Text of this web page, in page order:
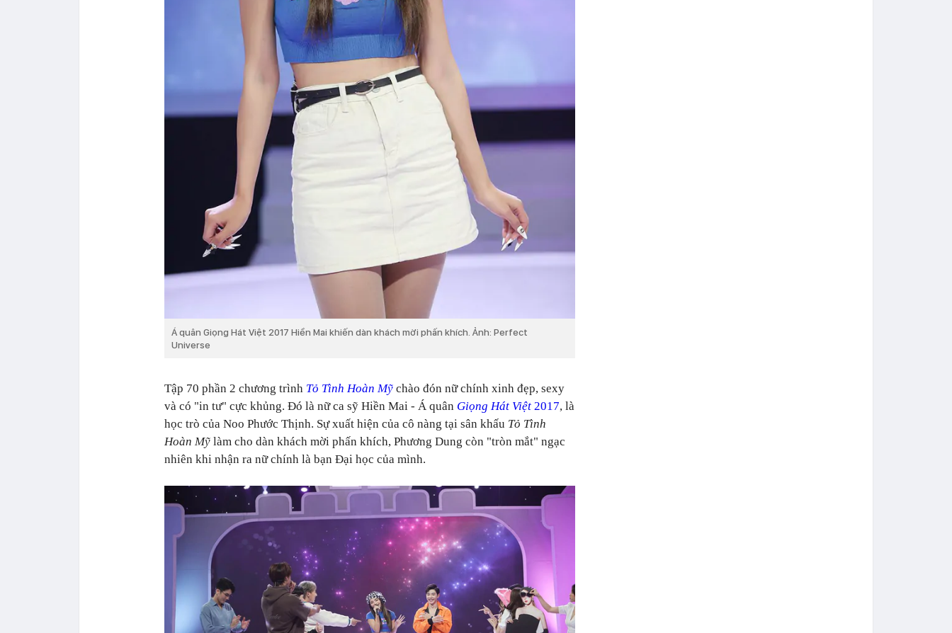
Á quân Giọng Hát Việt 2017 Hiền Mai khiến dàn khách mời phấn khích. Ảnh: Perfect
Universe
Tập 70 phần 2 chương trình Tỏ Tình Hoàn Mỹ chào đón nữ chính xinh đẹp, sexy
và có "in tư" cực khủng. Đó là nữ ca sỹ Hiền Mai - Á quân Giọng Hát Việt 2017, là
học trò của Noo Phước Thịnh. Sự xuất hiện của cô nàng tại sân khấu Tỏ Tình
Hoàn Mỹ làm cho dàn khách mời phấn khích, Phương Dung còn "tròn mắt" ngạc
nhiên khi nhận ra nữ chính là bạn Đại học của mình.